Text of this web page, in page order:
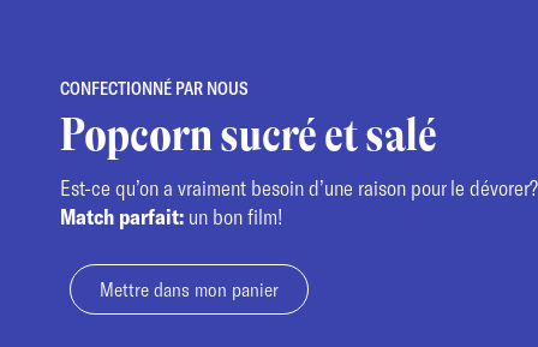
CONFECTIONNÉ PAR NOUS
Popcorn sucré et salé
Est-ce qu’on a vraiment besoin d’une raison pour le dévorer?
Match parfait: un bon film!
Mettre dans mon panier